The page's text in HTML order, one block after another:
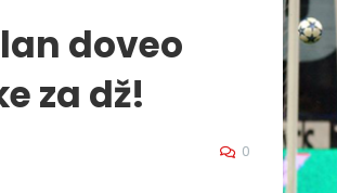
doveo
za dž!
0